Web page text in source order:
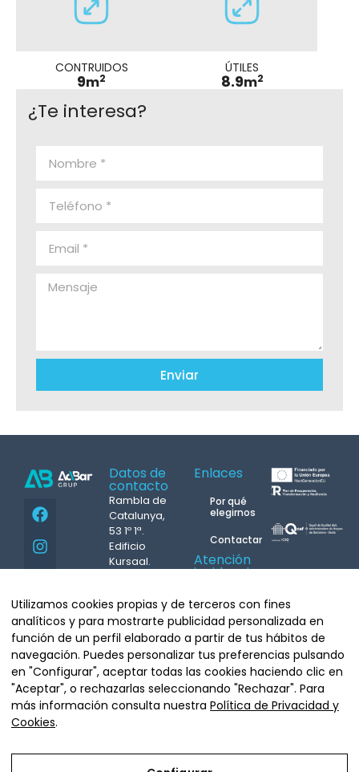
CONTRUIDOS
9m2
ÚTILES
8.9m2
¿Te interesa?
Enviar
Copyright©
Grupo Acbar
Datos de
contacto
Rambla de
Catalunya,
53 1º 1ª.
Edificio
Kursaal.
Tel.93 439
07 08
info@grupacbar.com
Arquitecte
Moragas, 20.
08035
Barcelona
Enlaces
Por qué
elegirnos
Contactar
Atención
incidencias
M.687
431 004
Whatsapp
Utilizamos cookies propias y de terceros con fines
analíticos y para mostrarte publicidad personalizada en
función de un perfil elaborado a partir de tus hábitos de
navegación. Puedes personalizar tus preferencias pulsando
en "Configurar", aceptar todas las cookies haciendo clic en
"Aceptar", o rechazarlas seleccionando "Rechazar". Para
más información consulta nuestra Política de Privacidad y
Cookies.